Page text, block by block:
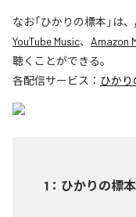
なお「ひかりの標本 」は、
YouTube Music、 Amazon
聴くことができる。
各配信サービス： ひかり
1 ： ひかりの標本